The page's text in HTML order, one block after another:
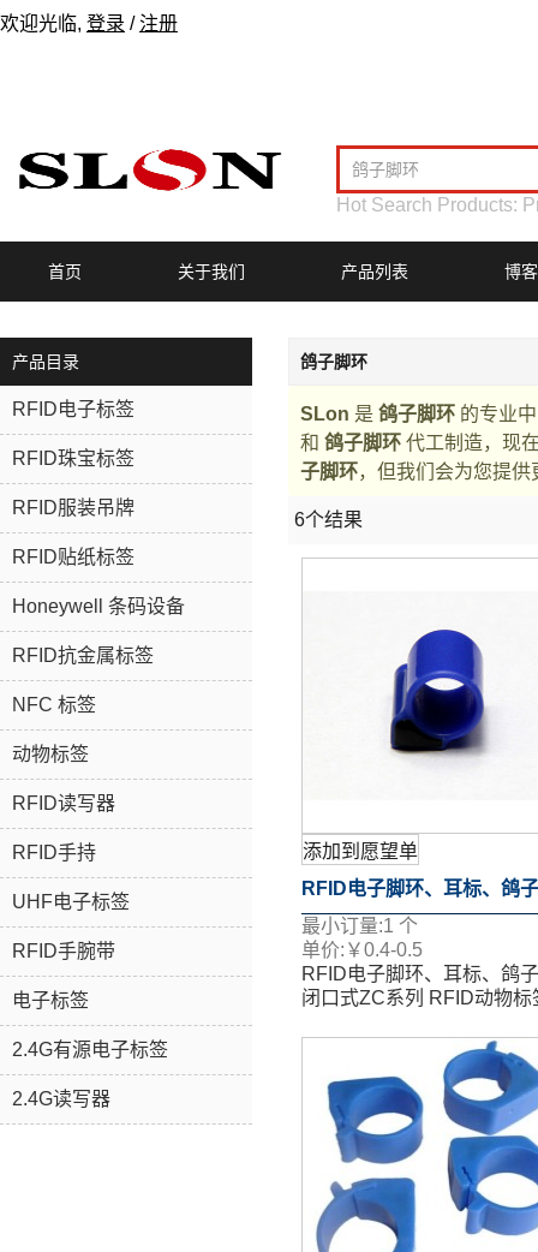
欢迎光临, 登录 / 注册
Hot Search Products:
首页 关于我们 产品列表 博客
产品目录
RFID电子标签
RFID珠宝标签
RFID服装吊牌
RFID贴纸标签
Honeywell 条码设备
RFID抗金属标签
NFC 标签
动物标签
RFID读写器
RFID手持
UHF电子标签
RFID手腕带
电子标签
2.4G有源电子标签
2.4G读写器
鸽子脚环
SLon 是 鸽子脚环 的专业
和 鸽子脚环 代工制造，现
子脚环，但我们会为您提供
6个结果
添加到愿望单
RFID电子脚环、耳标、鸽
闭口式ZC系列 RFID动物标
最小订量:1 个
单价: ￥0.4-0.5
RFID电子脚环、耳标、鸽
闭口式ZC系列 RFID动物标